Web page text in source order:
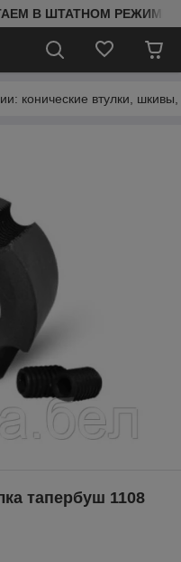
В ШТАТНОМ РЕЖИМЕ
конические втулки,
тапербуш 1108